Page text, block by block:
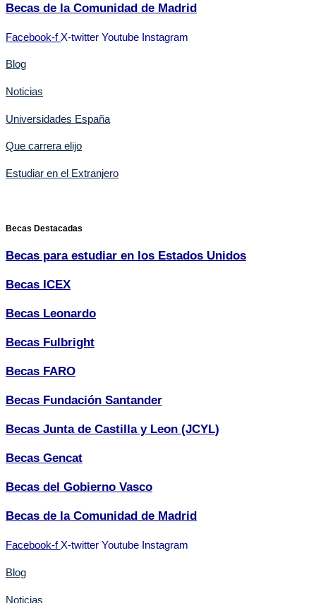
Becas de la Comunidad de Madrid
Facebook-f X-twitter Youtube Instagram
Blog
Noticias
Universidades España
Que carrera elijo
Estudiar en el Extranjero
Becas Destacadas
Becas para estudiar en los Estados Unidos
Becas ICEX
Becas Leonardo
Becas Fulbright
Becas FARO
Becas Fundación Santander
Becas Junta de Castilla y Leon (JCYL)
Becas Gencat
Becas del Gobierno Vasco
Becas de la Comunidad de Madrid
Facebook-f X-twitter Youtube Instagram
Blog
Noticias